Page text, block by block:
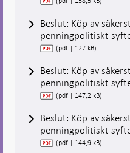
Beslut: Köp av
penningpolitiskt
(pdf | 127 kB)
Beslut: Köp av
penningpolitiskt
(pdf | 147,2 kB)
Beslut: Köp av
penningpolitiskt
(pdf | 144,9 kB)